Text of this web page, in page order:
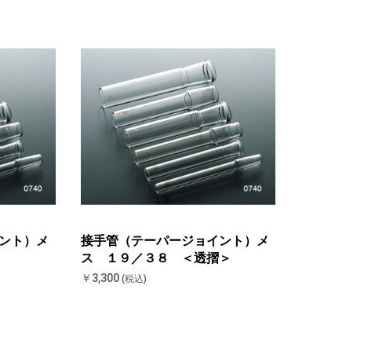
ト）メ
接手管（テーパージョイント）メ
ス １９／３８ ＜透摺＞
￥3,300 (税込)